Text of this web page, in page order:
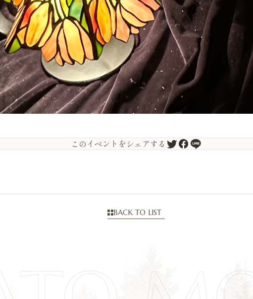
このイベントをシェアする
BACK TO LIST